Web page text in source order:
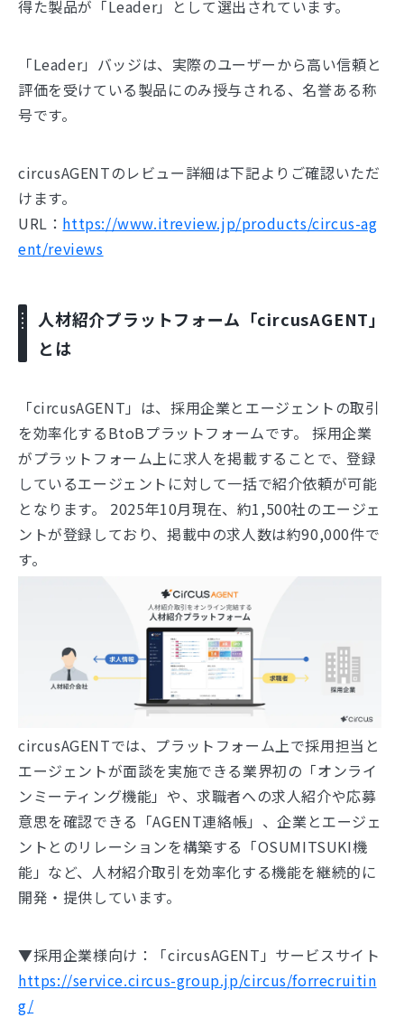
得た製品が「Leader」として選出されています。
「Leader」バッジは、実際のユーザーから高い信頼と
評価を受けている製品にのみ授与される、名誉ある称
号です。
circusAGENTのレビュー詳細は下記よりご確認いただ
けます。
URL： https://www.itreview.jp/products/circus-ag
ent/reviews
人材紹介プラットフォーム「circusAGENT」
とは
「circusAGENT」は、採用企業とエージェントの取引
を効率化するBtoBプラットフォームです。 採用企業
がプラットフォーム上に求人を掲載することで、登録
しているエージェントに対して一括で紹介依頼が可能
となります。 2025年10月現在、約1,500社のエージェ
ントが登録しており、掲載中の求人数は約90,000件で
す。
circusAGENTでは、プラットフォーム上で採用担当と
エージェントが面談を実施できる業界初の「オンライ
ンミーティング機能」や、求職者への求人紹介や応募
意思を確認できる「AGENT連絡帳」、企業とエージェ
ントとのリレーションを構築する「OSUMITSUKI機
能」など、人材紹介取引を効率化する機能を継続的に
開発・提供しています。
▼採用企業様向け：「circusAGENT」サービスサイト
https://service.circus-group.jp/circus/forrecruitin
g/